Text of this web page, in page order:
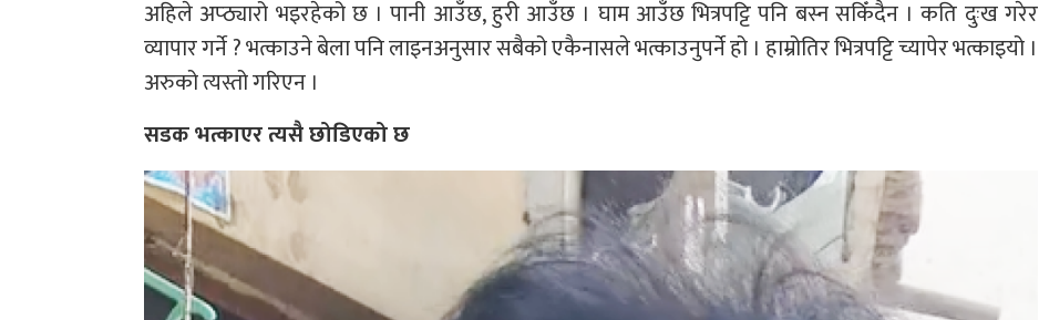
अहिले अप्ठ्यारो भइरहेको छ । पानी आउँछ, हुरी आउँछ । घाम आउँछ भित्रपट्टि पनि बस्न सकिँदैन । कति दुःख गरेर
व्यापार गर्ने ? भत्काउने बेला पनि लाइनअनुसार सबैको एकैनासले भत्काउनुपर्ने हो । हाम्रोतिर भित्रपट्टि च्यापेर भत्काइयो ।
अरुको त्यस्तो गरिएन ।
सडक भत्काएर त्यसै छोडिएको छ